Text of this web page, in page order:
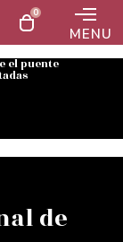
0
MENU
el puente
de